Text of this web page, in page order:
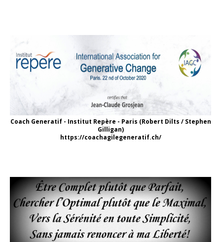
Coach Generatif - Institut Repère - Paris (Robert Dilts / Stephen
Gilligan)
https://coachagilegeneratif.ch/